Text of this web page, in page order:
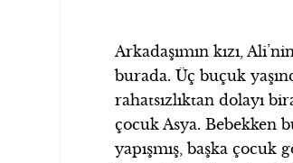
Arkadaşımın kızı,
burada. Üç buçuk
rahatsızlıktan dolayı
çocuk Asya. Bebekken
yapışmış, başka